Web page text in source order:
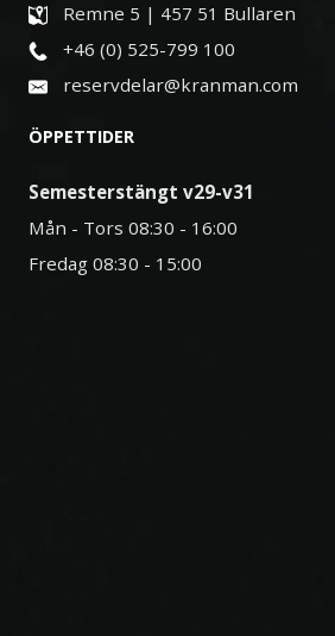
Remne 5 | 457 51 Bullaren
+46 (0) 525-799 100
reservdelar@kranman.com
ÖPPETTIDER
Semesterstängt v29-v31
Mån - Tors 08:30 - 16:00
Fredag 08:30 - 15:00